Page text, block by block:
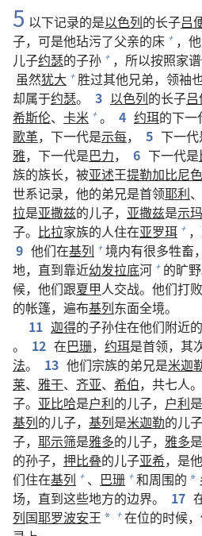
5 以下记录的是以色列的长子吕
子，可是他玷污了父亲的床 + ，
儿子约瑟的子孙 + ，所以按照家
虽然犹大 + 胜过其他兄弟，领袖
却属于约瑟。 3 以色列的长子
希斯伦、 卡米 + 。 4 约珥的下一
歌革，下一代是示每， 5 下一代
雅，下一代是巴力， 6 下一代是
族的族长，被亚述王提勒加比尼色
世系记录，他的弟兄是首领耶利、
拉是亚撒兹的儿子， 亚撒兹是示玛
子。 比拉家族的人住在亚罗珥 +
9 他们在基列 + 境内有很多牲畜
地，直到靠近幼发拉底河 + 的旷野
候，他们跟夏甲人交战。他们打
的帐篷，遍布基列东面全境。
11 迦得的子孙住在他们附近的
。 12 在巴珊， 约珥是首领，其
法。 13 他们宗族的弟兄是米迦
莱、 雅干、 齐亚、 希伯，共七人。
子。 亚比哈是户利的儿子， 户利是
基列的儿子， 基列是米迦勒的儿子
子， 耶示筛是雅多的儿子， 雅多是
的孙子， 押比叠的儿子亚希，是
们住在基列 + 、 巴珊 + 和周围的 *
场，直到这些地方的边界。
17
列国耶罗波安王 * + 在位的时候